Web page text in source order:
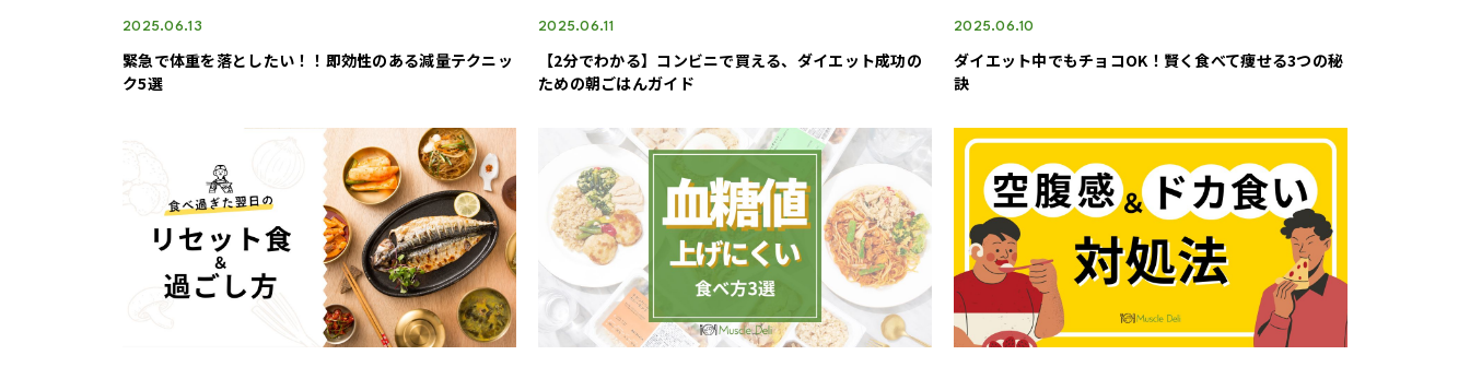
2025.06.13
緊急で体重を落としたい！！即効性のある減量テクニッ
ク5選
2025.06.11
【2分でわかる】コンビニで買える、ダイエット成功の
ための朝ごはんガイド
2025.06.10
ダイエット中でもチョコOK！賢く食べて痩せる3つの秘
訣